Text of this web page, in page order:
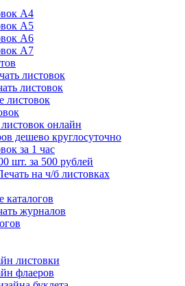
А4
А5
А6
А7
листовок
листовок
листовок
онлайн
дешево круглосуточно
за 1 час
шт. за 500 рублей
на ч/б листовках
каталогов
журналов
листовки
флаеров